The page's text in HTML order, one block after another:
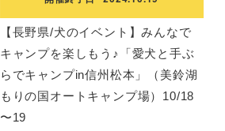
【長野県/犬のイベント】みんなで
キャンプを楽しもう♪「愛犬と手ぶ
らでキャンプin信州松本」（美鈴湖
もりの国オートキャンプ場）10/18
〜19